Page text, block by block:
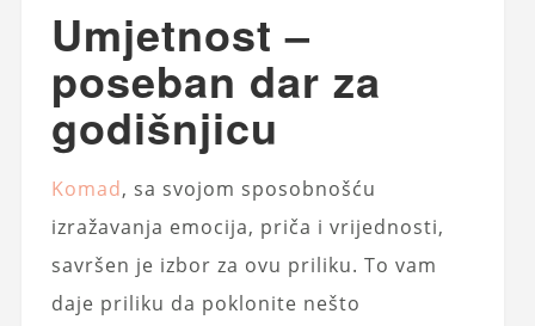
Umjetnost –
poseban dar za
godišnjicu
Komad, sa svojom sposobnošću
izražavanja emocija, priča i vrijednosti,
savršen je izbor za ovu priliku. To vam
daje priliku da poklonite nešto